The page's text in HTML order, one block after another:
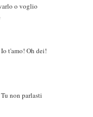
voglio
dei!